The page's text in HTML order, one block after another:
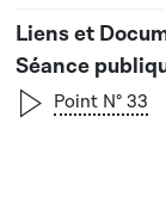
Séance
Point N° 33